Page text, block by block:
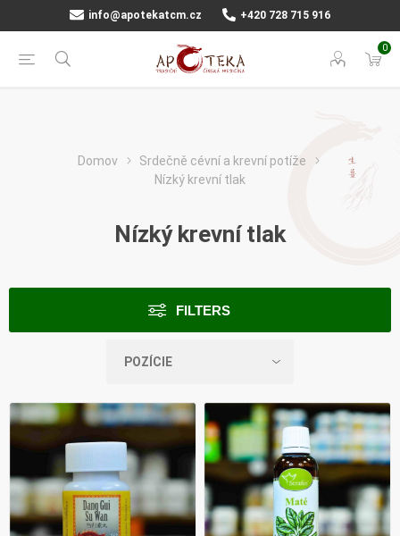
info@apotekatcm.cz +420 728 715 916
0
Domov
Srdečně cévní a krevní potíže
Nízký krevní tlak
Nízký krevní tlak
FILTERS